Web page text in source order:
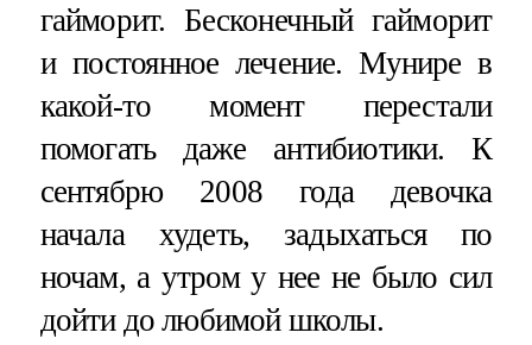
гайморит. Бесконечный гайморит
и постоянное лечение. Мунире в
какой-то момент перестали
помогать даже антибиотики. К
сентябрю 2008 года девочка
начала худеть, задыхаться по
ночам, а утром у нее не было сил
дойти до любимой школы.